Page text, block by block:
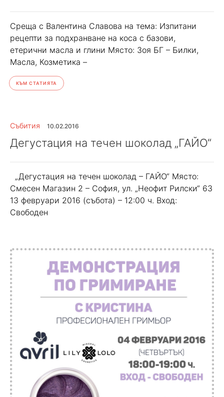
Среща с Валентина Славова на тема: Изпитани
рецепти за подхранване на коса с базови,
етерични масла и глини Място: Зоя БГ – Билки,
Масла, Козметика –
КЪМ СТАТИЯТА
Събития 10.02.2016
Дегустация на течен шоколад „ГАЙО“
„Дегустация на течен шоколад – ГАЙО“ Място:
Смесен Магазин 2 – София, ул. „Неофит Рилски“ 63
13 февруари 2016 (събота) – 12:00 ч. Вход:
Свободен